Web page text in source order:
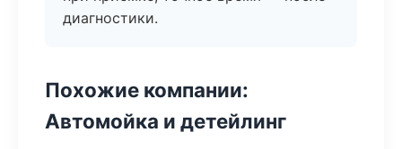
диагностики.
Похожие компании:
Автомойка и детейлинг